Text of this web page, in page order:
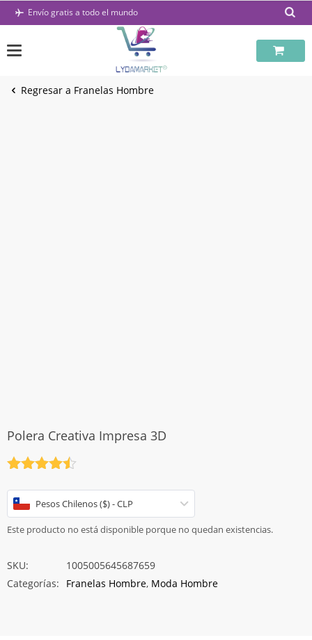
Saltar
Envío gratis a todo el mundo
Regresar a Franelas Hombre
Polera Creativa Impresa 3D
con4.5
de 5 Pesos Chilenos ($) - CLP
Este producto no está disponible porque no quedan existencias.
SKU:
1005005645687659
Categorías:
Franelas Hombre, Moda Hombre